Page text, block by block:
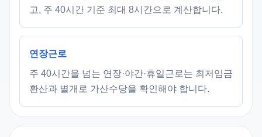
고, 주 40시간 기준 최대 8시간으로 계산합니다.
연장근로
주 40시간을 넘는 연장·야간·휴일근로는 최저임금
환산과 별개로 가산수당을 확인해야 합니다.